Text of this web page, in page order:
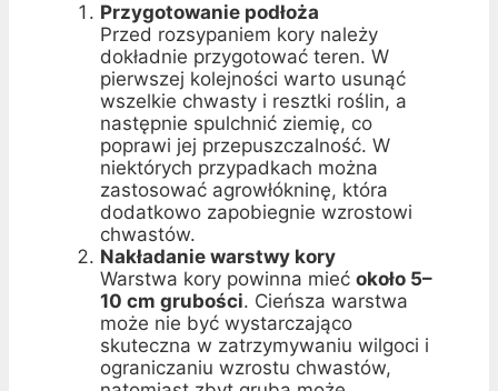
Przygotowanie podłoża
Przed rozsypaniem kory należy
dokładnie przygotować teren. W
pierwszej kolejności warto usunąć
wszelkie chwasty i resztki roślin, a
następnie spulchnić ziemię, co
poprawi jej przepuszczalność. W
niektórych przypadkach można
zastosować agrowłókninę, która
dodatkowo zapobiegnie wzrostowi
chwastów.
Nakładanie warstwy kory
Warstwa kory powinna mieć około 5–
10 cm grubości. Cieńsza warstwa
może nie być wystarczająco
skuteczna w zatrzymywaniu wilgoci i
ograniczaniu wzrostu chwastów,